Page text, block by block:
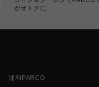
がオトクに
浦和PARCO